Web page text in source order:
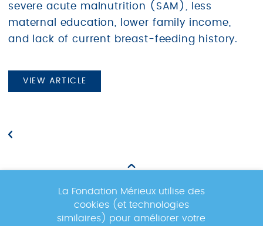
severe acute malnutrition (SAM), less
maternal education, lower family income,
and lack of current breast-feeding history.
VIEW ARTICLE
Newsletter
La Fondation Mérieux utilise des
cookies (et technologies
similaires) pour améliorer votre